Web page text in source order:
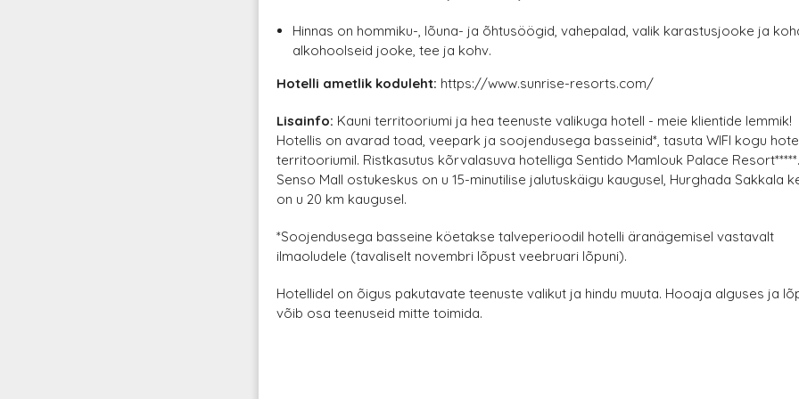
Hinnas on hommiku-, lõuna- ja õhtusöögid, vahepalad, valik karastusjooke ja
alkohoolseid jooke, tee ja kohv.
Hotelli ametlik koduleht: https://www.sunrise-resorts.com/
Lisainfo: Kauni territooriumi ja hea teenuste valikuga hotell - meie klientide lemmik!
Hotellis on avarad toad, veepark ja soojendusega basseinid*, tasuta WIFI kogu
territooriumil. Ristkasutus kõrvalasuva hotelliga Sentido Mamlouk Palace Resort*****.
Senso Mall ostukeskus on u 15-minutilise jalutuskäigu kaugusel, Hurghada Sakkala
on u 20 km kaugusel.
*Soojendusega basseine köetakse talveperioodil hotelli äranägemisel vastavalt
ilmaoludele (tavaliselt novembri lõpust veebruari lõpuni).
Hotellidel on õigus pakutavate teenuste valikut ja hindu muuta. Hooaja alguses ja
võib osa teenuseid mitte toimida.